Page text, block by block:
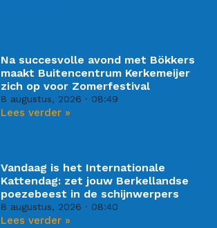
Na succesvolle avond met Bökkers
maakt Buitencentrum Kerkemeijer
zich op voor Zomerfestival
8 augustus, 2026 08:49
Lees verder »
Vandaag is het Internationale
Kattendag: zet jouw Berkellandse
poezebeest in de schijnwerpers
8 augustus, 2026 08:40
Lees verder »